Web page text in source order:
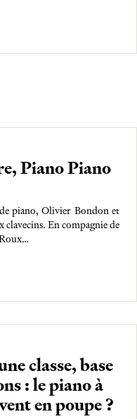
Piano Piano
piano, Olivier Bondon et
En compagnie de
classe, base
: le piano à
en poupe ?